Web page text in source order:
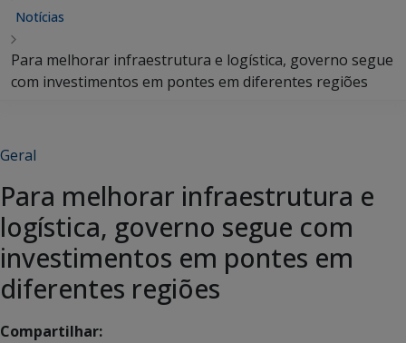
Notícias
Para melhorar infraestrutura e logística, governo segue
com investimentos em pontes em diferentes regiões
Geral
Para melhorar infraestrutura e
logística, governo segue com
investimentos em pontes em
diferentes regiões
Compartilhar: